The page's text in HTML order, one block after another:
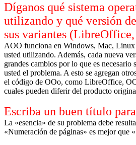
Díganos qué sistema
utilizando y qué versión
sus variantes
AOO funciona en Windows, Mac, Linux
usted utilizando. Además, cada nueva
grandes cambios por lo que es necesario
usted el problema. A esto se agregan
el código de OOo, como LibreOffice,
cuales pueden diferir del producto
Escriba un buen título
La «esencia» de su problema debe
«Numeración de páginas» es mejor que